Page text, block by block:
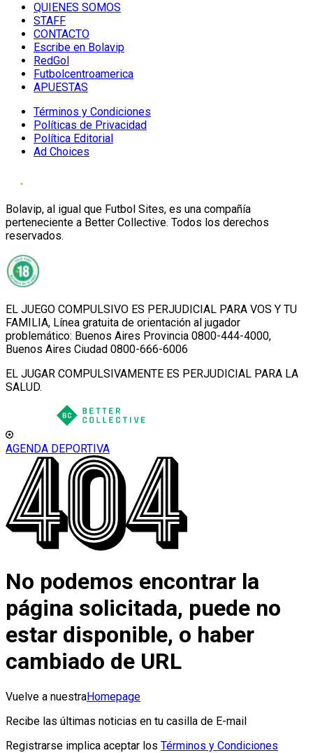
QUIENES SOMOS
STAFF
CONTACTO
Escribe en Bolavip
RedGol
Futbolcentroamerica
APUESTAS
Términos y Condiciones
Políticas de Privacidad
Política Editorial
Ad Choices
Bolavip, al igual que Futbol Sites, es una compañía
perteneciente a Better Collective. Todos los derechos
reservados.
EL JUEGO COMPULSIVO ES PERJUDICIAL PARA VOS Y TU
FAMILIA, Línea gratuita de orientación al jugador
problemático: Buenos Aires Provincia 0800-444-4000,
Buenos Aires Ciudad 0800-666-6006
EL JUGAR COMPULSIVAMENTE ES PERJUDICIAL PARA LA
SALUD.
AGENDA DEPORTIVA
No podemos encontrar la
página solicitada, puede no
estar disponible, o haber
cambiado de URL
Vuelve a nuestraHomepage
Recibe las últimas noticias en tu casilla de E-mail
Registrarse implica aceptar los Términos y Condiciones